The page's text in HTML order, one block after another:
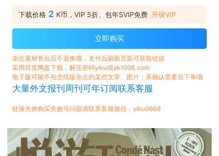
下载价格 2 K币，VIP 5折、包年SVIP免费 升级VIP
立即购买
杂志素材售出后不退换哦，支付后刷新页面可获取链接
采用百度网盘下载，解压密码yiku或yk1008.com
电子版可能不包含纸版杂志的某些文章、图片；亲确认需要后下单哦
大量外文报刊周刊可年订阅联系客服
链接失效购买失败等问题请联系客服微信：yiku0668